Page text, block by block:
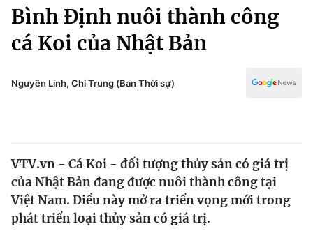
Chuyên mục
Chính trị
Thế giới
Tin tức
Kinh tế
Thể thao
Truyền hình
Y tế
Bình Định nuôi thành công
cá Koi của Nhật Bản
Nguyên Linh, Chí Trung (Ban Thời sự)
VTV.vn - Cá Koi - đối tượng thủy sản có giá trị
của Nhật Bản đang được nuôi thành công tại
Việt Nam. Điều này mở ra triển vọng mới trong
phát triển loại thủy sản có giá trị.